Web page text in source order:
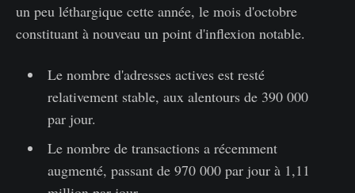
un peu léthargique cette année, le mois d'octobre
constituant à nouveau un point d'inflexion notable.
Le nombre d'adresses actives est resté
relativement stable, aux alentours de 390 000
par jour.
Le nombre de transactions a récemment
augmenté, passant de 970 000 par jour à 1,11